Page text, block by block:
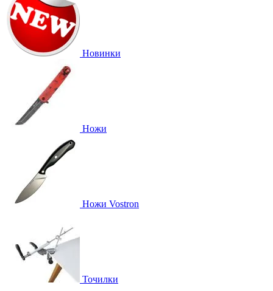
Новинки
Ножи
Ножи Vostron
Точилки